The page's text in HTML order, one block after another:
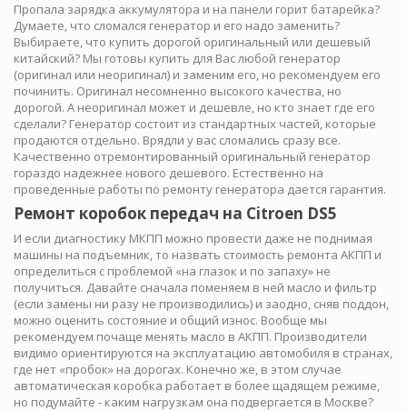
Пропала зарядка аккумулятора и на панели горит батарейка?
Думаете, что сломался генератор и его надо заменить?
Выбираете, что купить дорогой оригинальный или дешевый
китайский? Мы готовы купить для Вас любой генератор
(оригинал или неоригинал) и заменим его, но рекомендуем его
починить. Оригинал несомненно высокого качества, но
дорогой. А неоригинал может и дешевле, но кто знает где его
сделали? Генератор состоит из стандартных частей, которые
продаются отдельно. Врядли у вас сломались сразу все.
Качественно отремонтированный оригинальный генератор
гораздо надежнее нового дешевого. Естественно на
проведенные работы по ремонту генератора дается гарантия.
Ремонт коробок передач на Citroen DS5
И если диагностику МКПП можно провести даже не поднимая
машины на подъемник, то назвать стоимость ремонта АКПП и
определиться с проблемой «на глазок и по запаху» не
получиться. Давайте сначала поменяем в ней масло и фильтр
(если замены ни разу не производились) и заодно, сняв поддон,
можно оценить состояние и общий износ. Вообще мы
рекомендуем почаще менять масло в АКПП. Производители
видимо ориентируются на эксплуатацию автомобиля в странах,
где нет «пробок» на дорогах. Конечно же, в этом случае
автоматическая коробка работает в более щадящем режиме,
но подумайте - каким нагрузкам она подвергается в Москве?